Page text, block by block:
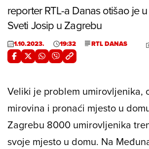
reporter RTL-a Danas otišao je
Sveti Josip u Zagrebu
1.10.2023. 19:32 RTL DANAS
Veliki je problem umirovljenika,
mirovina i pronaći mjesto u
Zagrebu 8000 umirovljenika
svoje mjesto u domu. Na